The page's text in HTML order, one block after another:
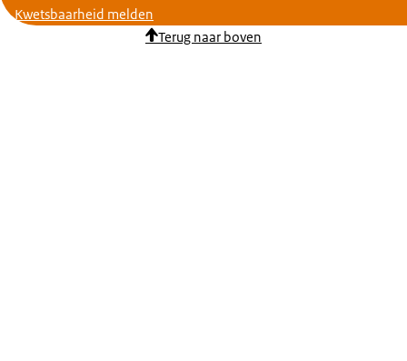
Kwetsbaarheid melden
Terug naar boven